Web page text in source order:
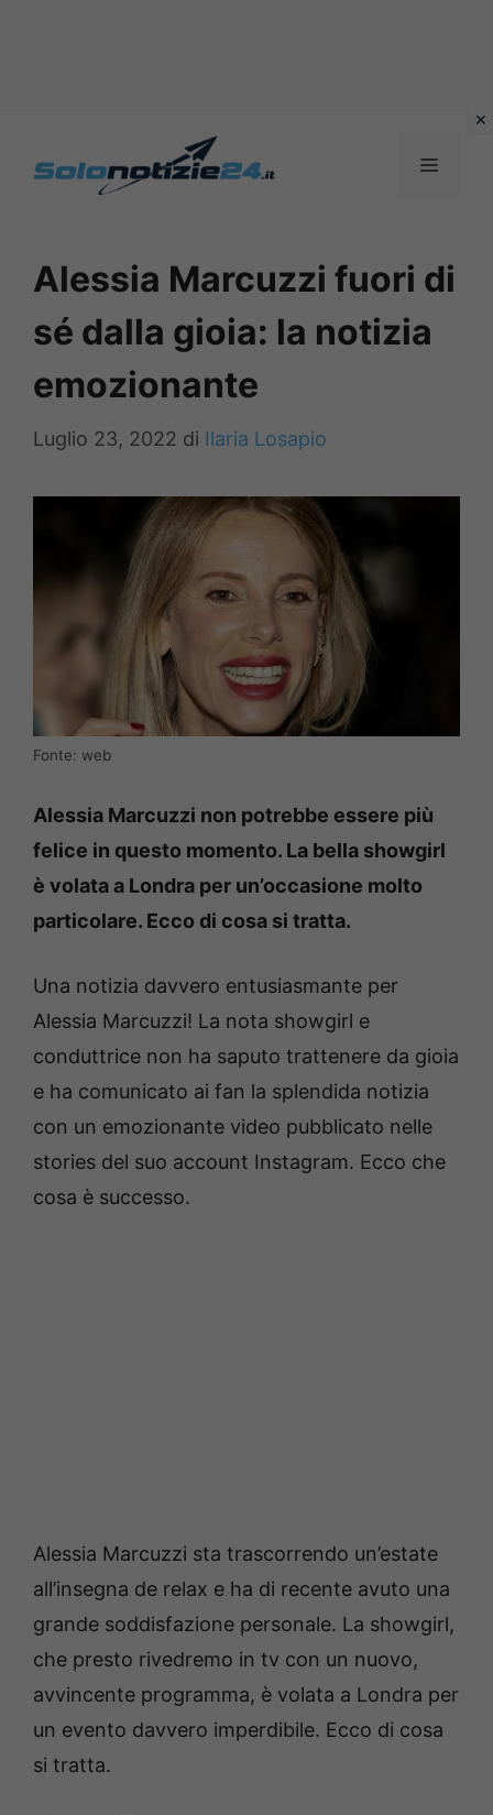
MENU
Alessia Marcuzzi fuori di
sé dalla gioia: la notizia
emozionante
Luglio 23, 2022 di Ilaria Losapio
Fonte: web
Alessia Marcuzzi non potrebbe essere più
felice in questo momento. La bella showgirl
è volata a Londra per un’occasione molto
particolare. Ecco di cosa si tratta.
Una notizia davvero entusiasmante per
Alessia Marcuzzi! La nota showgirl e
conduttrice non ha saputo trattenere da gioia
e ha comunicato ai fan la splendida notizia
con un emozionante video pubblicato nelle
stories del suo account Instagram. Ecco che
cosa è successo.
Alessia Marcuzzi sta trascorrendo un’estate
all’insegna de relax e ha di recente avuto una
grande soddisfazione personale. La showgirl,
che presto rivedremo in tv con un nuovo,
avvincente programma, è volata a Londra per
un evento davvero imperdibile. Ecco di cosa
si tratta.